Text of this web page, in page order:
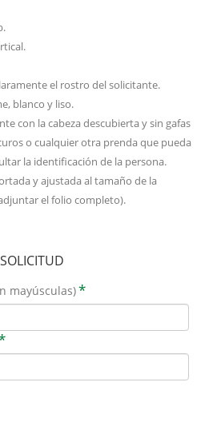
el rostro del solicitante.
blanco y liso.
con la cabeza descubierta y sin gafas
o cualquier otra prenda que pueda
la identificación de la persona.
y ajustada al tamaño de la
el folio completo).
mayúsculas)*